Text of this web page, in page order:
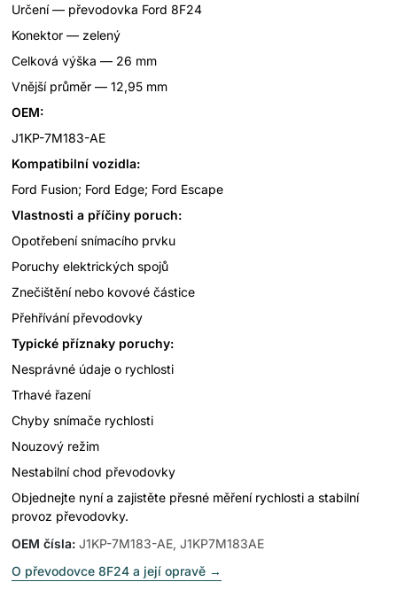
Určení — převodovka Ford 8F24
Konektor — zelený
Celková výška — 26 mm
Vnější průměr — 12,95 mm
OEM:
J1KP-7M183-AE
Kompatibilní vozidla:
Ford Fusion; Ford Edge; Ford Escape
Vlastnosti a příčiny poruch:
Opotřebení snímacího prvku
Poruchy elektrických spojů
Znečištění nebo kovové částice
Přehřívání převodovky
Typické příznaky poruchy:
Nesprávné údaje o rychlosti
Trhavé řazení
Chyby snímače rychlosti
Nouzový režim
Nestabilní chod převodovky
Objednejte nyní a zajistěte přesné měření rychlosti a stabilní
provoz převodovky.
OEM čísla: J1KP-7M183-AE, J1KP7M183AE
O převodovce 8F24 a její opravě →